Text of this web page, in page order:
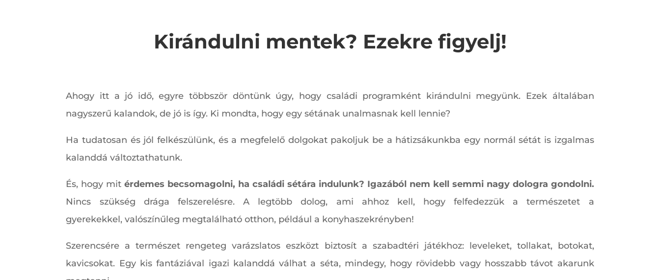
Kirándulni mentek? Ezekre figyelj!
Ahogy itt a jó idő, egyre többször döntünk úgy, hogy családi programként kirándulni megyünk. Ezek általában
nagyszerű kalandok, de jó is így. Ki mondta, hogy egy sétának unalmasnak kell lennie?
Ha tudatosan és jól felkészülünk, és a megfelelő dolgokat pakoljuk be a hátizsákunkba egy normál sétát is izgalmas
kalanddá változtathatunk.
És, hogy mitérdemes becsomagolni, ha családi sétára indulunk? Igazából nem kell semmi nagy dologra gondolni.
Nincs szükség drága felszerelésre. A legtöbb dolog, ami ahhoz kell, hogy felfedezzük a természetet a
gyerekekkel, valószínűleg megtalálható otthon, például a konyhaszekrényben!
Szerencsére a természet rengeteg varázslatos eszközt biztosít a szabadtéri játékhoz: leveleket, tollakat, botokat,
kavicsokat. Egy kis fantáziával igazi kalanddá válhat a séta, mindegy, hogy rövidebb vagy hosszabb távot akarunk